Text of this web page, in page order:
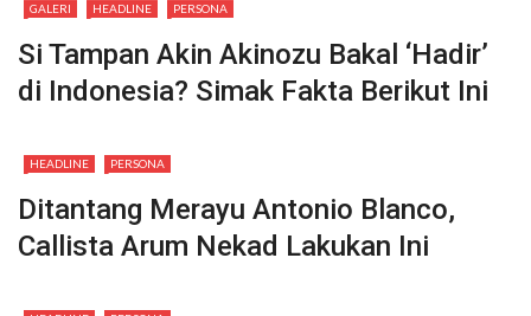
GALERI HEADLINE PERSONA
Si Tampan Akin Akinozu Bakal ‘Hadir’
di Indonesia? Simak Fakta Berikut Ini
HEADLINE PERSONA
Ditantang Merayu Antonio Blanco,
Callista Arum Nekad Lakukan Ini